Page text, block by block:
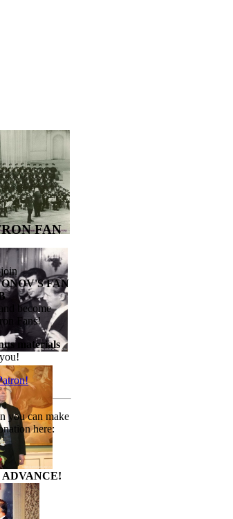
FAN
FAN
become
Fans!
materials
you can make
here: